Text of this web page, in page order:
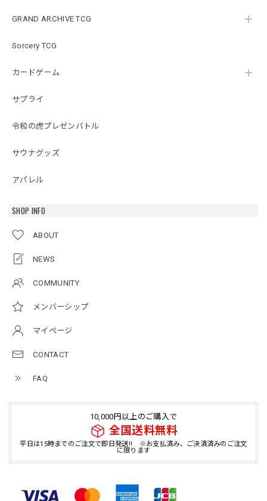
GRAND ARCHIVE TCG
Sorcery TCG
カードゲーム
サプライ
令和の虎プレゼンバトル
サウナグッズ
アパレル
SHOP INFO
ABOUT
NEWS
COMMUNITY
メンバーシップ
マイページ
CONTACT
FAQ
10,000円以上のご購入で
全国送料無料
平日は15時までのご注文で即日発送!! ※お支払済み、ご決済済みのご注文
に限ります